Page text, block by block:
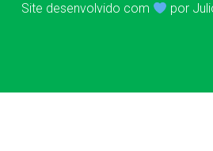
Site desenvolvido com por